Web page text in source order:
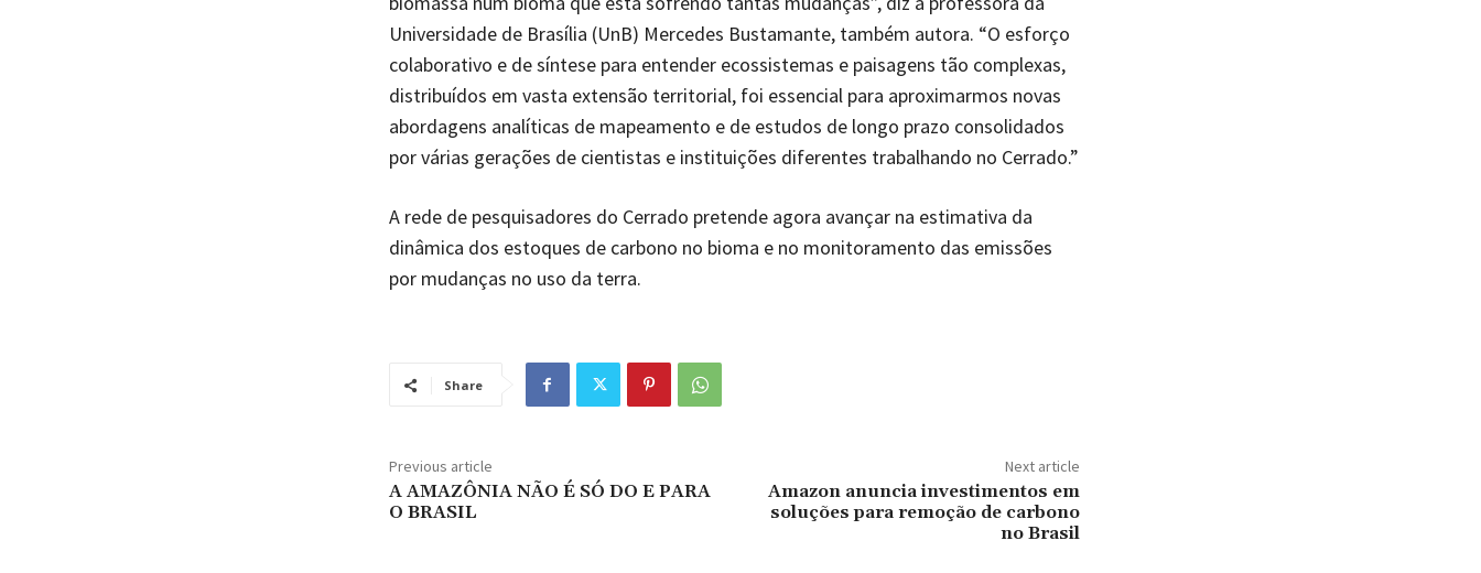
Universidade de Brasília (UnB) Mercedes Bustamante, também autora. “O esforço
colaborativo e de síntese para entender ecossistemas e paisagens tão complexas,
distribuídos em vasta extensão territorial, foi essencial para aproximarmos novas
abordagens analíticas de mapeamento e de estudos de longo prazo consolidados
por várias gerações de cientistas e instituições diferentes trabalhando no Cerrado.”
A rede de pesquisadores do Cerrado pretende agora avançar na estimativa da
dinâmica dos estoques de carbono no bioma e no monitoramento das emissões
por mudanças no uso da terra.
Share
Previous article
A AMAZÔNIA NÃO É SÓ DO E PARA
O BRASIL
Next article
Amazon anuncia investimentos em
soluções para remoção de carbono
no Brasil